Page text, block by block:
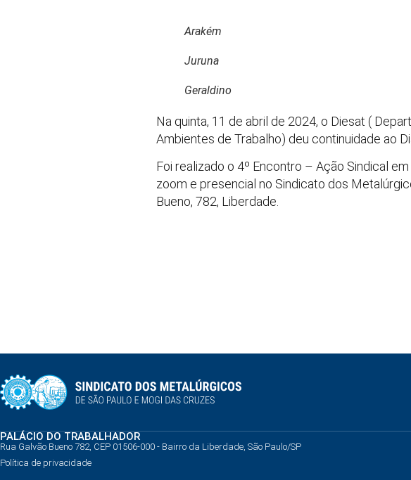
Arakém
Juruna
Geraldino
Na quinta, 11 de abril de 2024, o Diesat (
Ambientes de Trabalho) deu continuidade ao
Foi realizado o 4º Encontro – Ação Sindical
zoom e presencial no Sindicato dos
Bueno, 782, Liberdade.
PALÁCIO DO TRABALHADOR
Rua Galvão Bueno 782, CEP 01506-000 - Bairro da Liberdade, São Paulo/SP
Política de privacidade